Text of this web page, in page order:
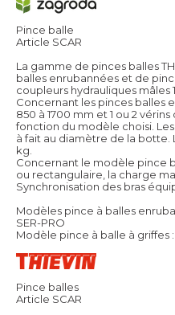
Pince balle
Article SCAR
La gamme de pinces balles
balles enrubannées et de
coupleurs hydrauliques mâles
Concernant les pinces balles
850 à 1700 mm et 1 ou 2
fonction du modèle choisi.
à fait au diamètre de la botte.
kg.
Concernant le modèle pince
ou rectangulaire, la charge
Synchronisation des bras
Modèles pince à balles
SER-PRO
Modèle pince à balle à griffes :
Pince balles
Article SCAR